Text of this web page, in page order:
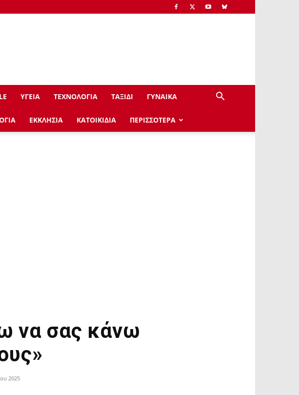
ΥΓΕΙΑ ΤΕΧΝΟΛΟΓΙΑ ΤΑΞΙΔΙ ΓΥΝΑΙΚΑ
ΕΚΚΛΗΣΙΑ ΚΑΤΟΙΚΙΔΙΑ ΠΕΡΙΣΣΟΤΕΡΑ
να σας κάνω
2025